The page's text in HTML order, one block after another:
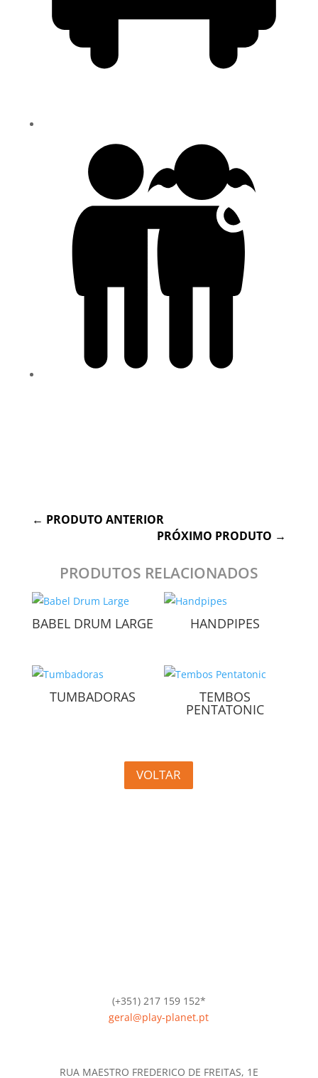
← PRODUTO ANTERIOR
PRÓXIMO PRODUTO →
PRODUTOS RELACIONADOS
BABEL DRUM LARGE HANDPIPES
TUMBADORAS TEMBOS
PENTATONIC
VOLTAR
(+351) 217 159 152*
geral@play-planet.pt
RUA MAESTRO FREDERICO DE FREITAS, 1E